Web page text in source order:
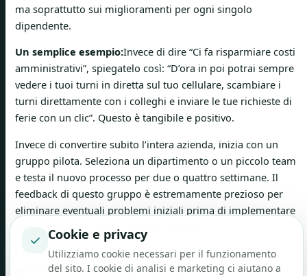
ma soprattutto sui miglioramenti per ogni singolo
dipendente.
Un semplice esempio:Invece di dire “Ci fa risparmiare costi
amministrativi”, spiegatelo così: “D’ora in poi potrai sempre
vedere i tuoi turni in diretta sul tuo cellulare, scambiare i
turni direttamente con i colleghi e inviare le tue richieste di
ferie con un clic”. Questo è tangibile e positivo.
Invece di convertire subito l’intera azienda, inizia con un
gruppo pilota. Seleziona un dipartimento o un piccolo team
e testa il nuovo processo per due o quattro settimane. Il
feedback di questo gruppo è estremamente prezioso per
eliminare eventuali problemi iniziali prima di implementare
il pianificatore di turni in tutta l'azienda.
La digitalizzazione di processi come la pianificazione dei
turni sta diventando sempre più importante in Svizzera.
✓ Cookie e privacy
Utilizziamo cookie necessari per il funzionamento
del sito. I cookie di analisi e marketing ci aiutano a